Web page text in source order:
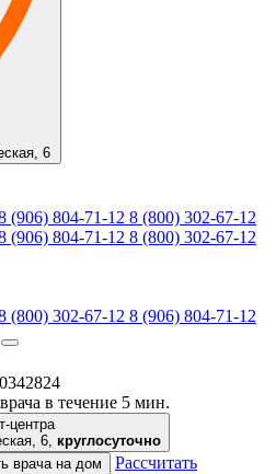
6
(906) 804-71-12 8 (800) 302-67-12
(906) 804-71-12 8 (800) 302-67-12
(800) 302-67-12 8 (906) 804-71-12
в течение 5 мин.
центра
6, круглосуточно
врача на дом
Рассчитать